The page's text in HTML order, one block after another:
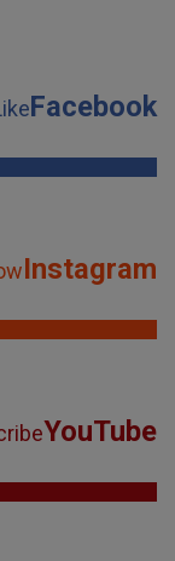
Facebook
Instagram
YouTube